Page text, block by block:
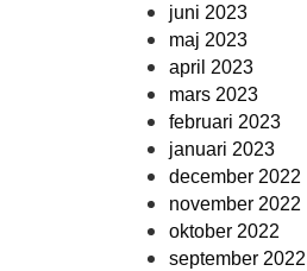
juni 2023
maj 2023
april 2023
mars 2023
februari 2023
januari 2023
december 2022
november 2022
oktober 2022
september 2022